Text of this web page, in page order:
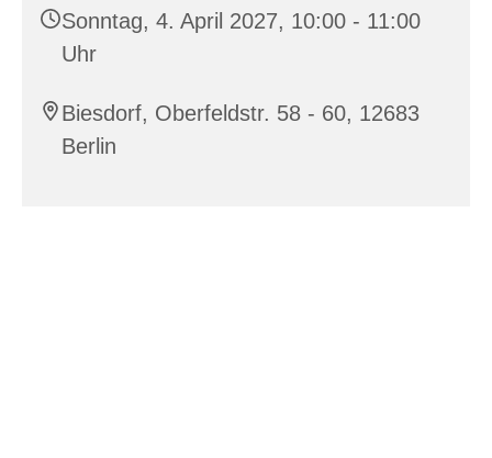
Sonntag, 4. April 2027, 10:00 - 11:00
Uhr
Biesdorf, Oberfeldstr. 58 - 60, 12683
Berlin